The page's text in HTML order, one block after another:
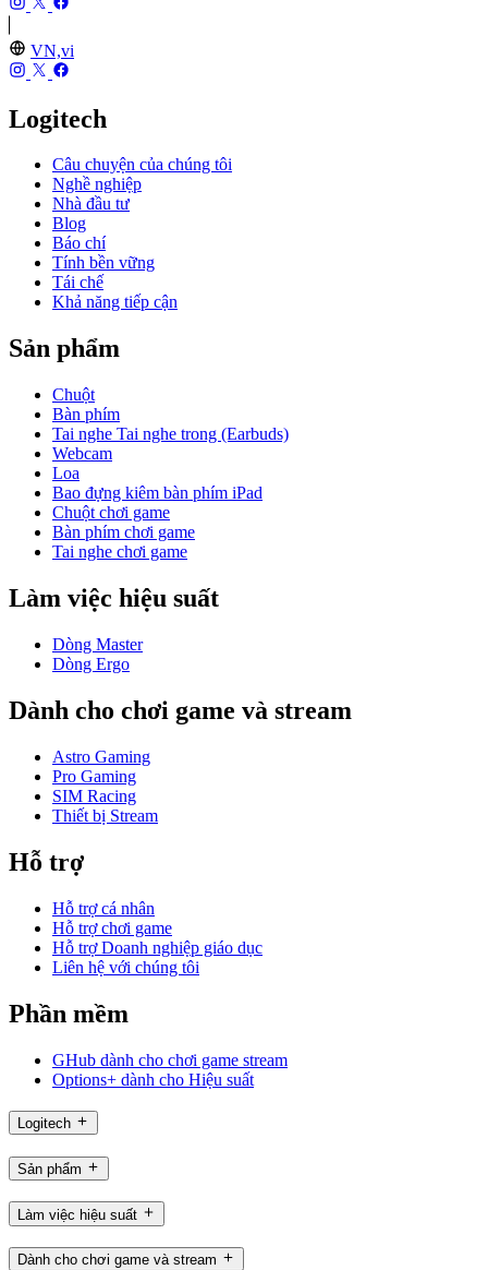
VN,vi
Logitech
Câu chuyện của chúng tôi
Nghề nghiệp
Nhà đầu tư
Blog
Báo chí
Tính bền vững
Tái chế
Khả năng tiếp cận
Sản phẩm
Chuột
Bàn phím
Tai nghe Tai nghe trong (Earbuds)
Webcam
Loa
Bao đựng kiêm bàn phím iPad
Chuột chơi game
Bàn phím chơi game
Tai nghe chơi game
Làm việc hiệu suất
Dòng Master
Dòng Ergo
Dành cho chơi game và stream
Astro Gaming
Pro Gaming
SIM Racing
Thiết bị Stream
Hỗ trợ
Hỗ trợ cá nhân
Hỗ trợ chơi game
Hỗ trợ Doanh nghiệp giáo dục
Liên hệ với chúng tôi
Phần mềm
GHub dành cho chơi game stream
Options+ dành cho Hiệu suất
Logitech
Sản phẩm
Làm việc hiệu suất
Dành cho chơi game và stream